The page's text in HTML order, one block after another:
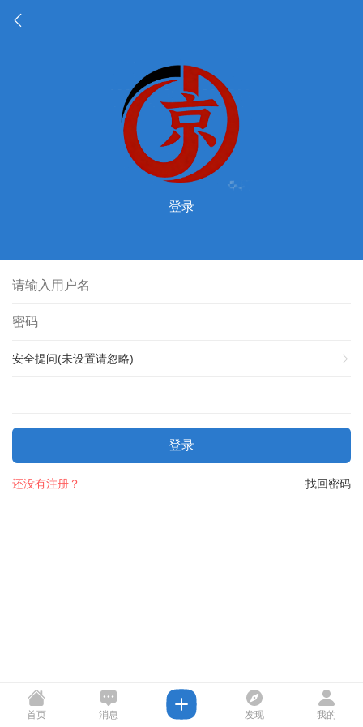
登录
安全提问(未设置请忽略)
登录
找回密码
还没有注册？
首页 消息 发现 我的